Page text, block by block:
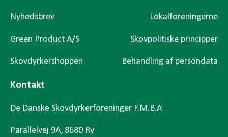
Nyhedsbrev
Green Product A/S
Skovdyrkershoppen
Lokalforeningerne
Skovpolitiske principper
Behandling af persondata
Kontakt
De Danske Skovdyrkerforeninger F.M.B.A
Parallelvej 9A, 8680 Ry